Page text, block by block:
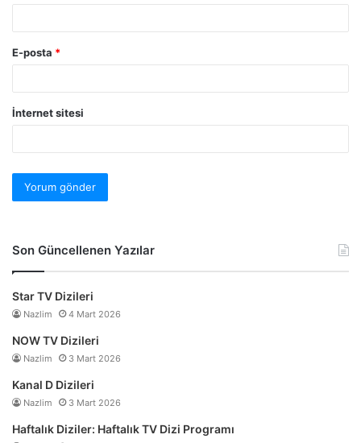
E-posta *
İnternet sitesi
Son Güncellenen Yazılar
Star TV Dizileri
Nazlim 4 Mart 2026
NOW TV Dizileri
Nazlim 3 Mart 2026
Kanal D Dizileri
Nazlim 3 Mart 2026
Haftalık Diziler: Haftalık TV Dizi Programı